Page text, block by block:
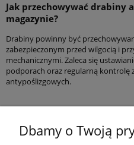
Jak przechowywać drabiny
magazynie?
Drabiny powinny być
zabezpieczonym przed wilgocią i
mechanicznymi. Zaleca się
podporach oraz regularną kontrolę
antypoślizgowych.
Pomoc
Dbamy o Twoją